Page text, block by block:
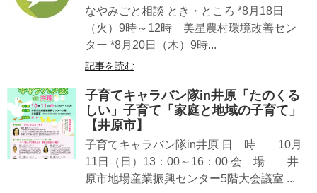
なやみごと相談 とき・ところ *8月18日
（火）9時～12時 美星農村環境改善セン
ター *8月20日（木）9時...
記事を読む
子育てキャラバン隊in井原「たのくる
しい」子育て「家庭と地域の子育て」
【井原市】
子育てキャラバン隊in井原 日 時 10月
11日（日）13：00～16：00 会 場 井
原市地場産業振興センター5階大会議室 ...